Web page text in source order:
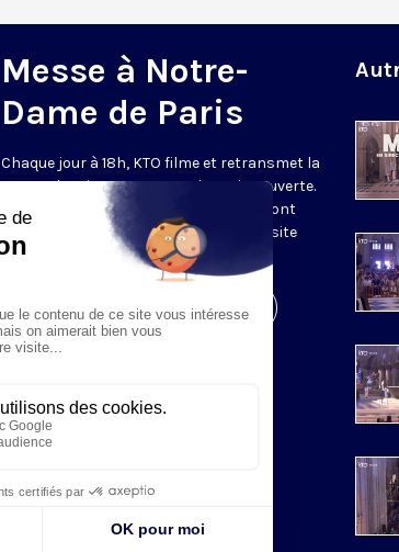
Messe à Notre-
Dame de Paris
Chaque jour à 18h, KTO filme et retransmet la
messe depuis Notre-Dame de Paris rouverte.
Les textes des Vêpres et de la messe sont
presque toujours ceux qu’indiquent le site
www.aelf.org
Visiter la page de l'émission